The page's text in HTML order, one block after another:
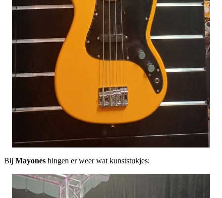
Bij Mayones hingen er weer wat kunststukjes: